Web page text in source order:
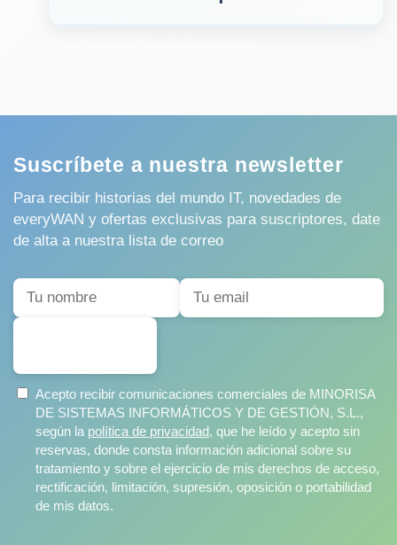
Suscríbete a nuestra newsletter
Para recibir historias del mundo IT, novedades de
everyWAN y ofertas exclusivas para suscriptores, date
de alta a nuestra lista de correo
Acepto recibir comunicaciones comerciales de MINORISA
DE SISTEMAS INFORMÁTICOS Y DE GESTIÓN, S.L.,
según la política de privacidad, que he leído y acepto sin
reservas, donde consta información adicional sobre su
tratamiento y sobre el ejercicio de mis derechos de acceso,
rectificación, limitación, supresión, oposición o portabilidad
de mis datos.